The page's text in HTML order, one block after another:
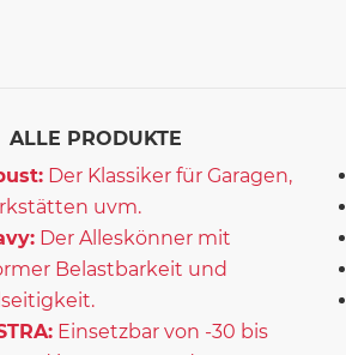
ALLE PRODUKTE
Der Klassiker für Garagen,
uvm.
Der Alleskönner mit
Belastbarkeit und
Einsetzbar von -30 bis